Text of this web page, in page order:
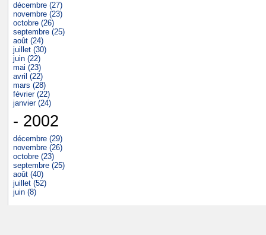
décembre (27)
novembre (23)
octobre (26)
septembre (25)
août (24)
juillet (30)
juin (22)
mai (23)
avril (22)
mars (28)
février (22)
janvier (24)
- 2002
décembre (29)
novembre (26)
octobre (23)
septembre (25)
août (40)
juillet (52)
juin (8)